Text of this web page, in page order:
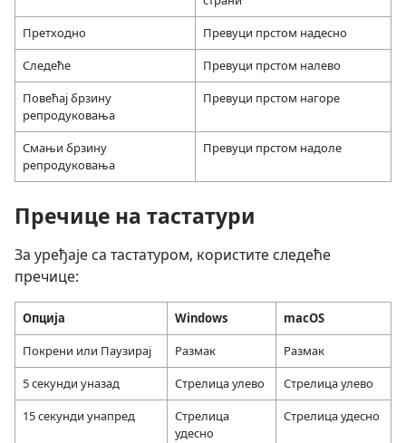
Претходно
Превуци прстом надесно
Следеће
Превуци прстом налево
Повећај брзину
репродуковања
Превуци прстом нагоре
Смањи брзину
репродуковања
Превуци прстом надоле
Пречице на тастатури
За уређаје са тастатуром, користите следеће
пречице:
Опција Windows
macOS
Покрени или Паузирај
Размак
Размак
5 секунди уназад
Стрелица улево
Стрелица улево
15 секунди унапред
Стрелица
удесно
Стрелица удесно